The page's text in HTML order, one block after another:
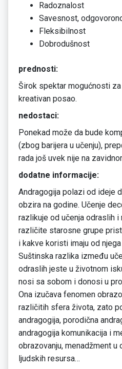
Radoznalost
Savesnost,
Fleksibilnost
Dobrodušnost
prednosti:
Širok spektar mogućnosti
kreativan posao.
nedostaci:
Ponekad može da bude
(zbog barijera u učenju),
rada još uvek nije na
dodatne informacije:
Andragogija polazi od ideje
obzira na godine. Učenje
razlikuje od učenja odraslih
različite starosne grupe
i kakve koristi imaju od
Suštinska razlika između
odraslih jeste u životnom
nosi sa sobom i donosi u
Ona izučava fenomen
različitih sfera života, zato
andragogija, porodična
andragogija komunikacija i
obrazovanju, menadžment u
ljudskih resursa…